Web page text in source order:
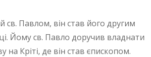
св. Павлом, він став його другим
Йому св. Павло доручив владнати
Кріті, де він став єпископом.